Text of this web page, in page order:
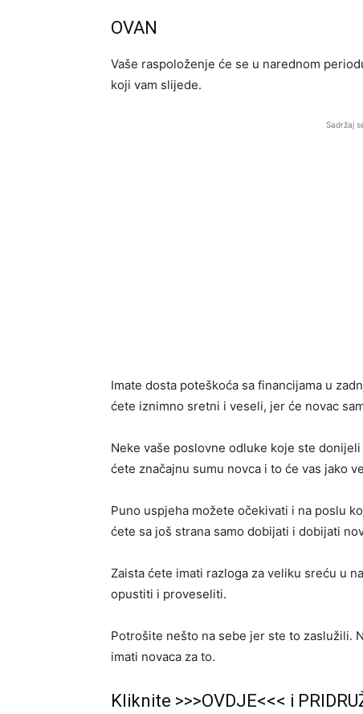
OVAN
Vaše raspoloženje će se u narednom
koji vam slijede.
Sadržaj
Imate dosta poteškoća sa financijama u
ćete iznimno sretni i veseli, jer će novac
Neke vaše poslovne odluke koje ste
ćete značajnu sumu novca i to će vas jako
Puno uspjeha možete očekivati i na poslu
ćete sa još strana samo dobijati i dobijati
Zaista ćete imati razloga za veliku sreću u
opustiti i proveseliti.
Potrošite nešto na sebe jer ste to zaslužili.
imati novaca za to.
Kliknite >>>OVDJE<<< i